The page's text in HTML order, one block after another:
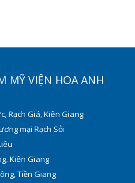
MỸ VIỆN HOA ANH
Rạch Giá, Kiên Giang
mại Rạch Sỏi
Kiên Giang
Tiền Giang